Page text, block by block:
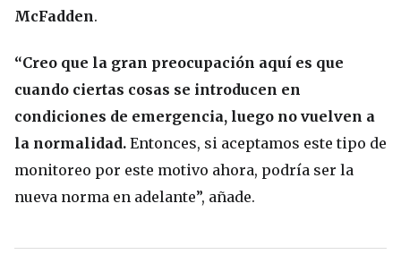
McFadden.
“Creo que la gran preocupación aquí es que
cuando ciertas cosas se introducen en
condiciones de emergencia, luego no vuelven a
la normalidad. Entonces, si aceptamos este tipo de
monitoreo por este motivo ahora, podría ser la
nueva norma en adelante”, añade.